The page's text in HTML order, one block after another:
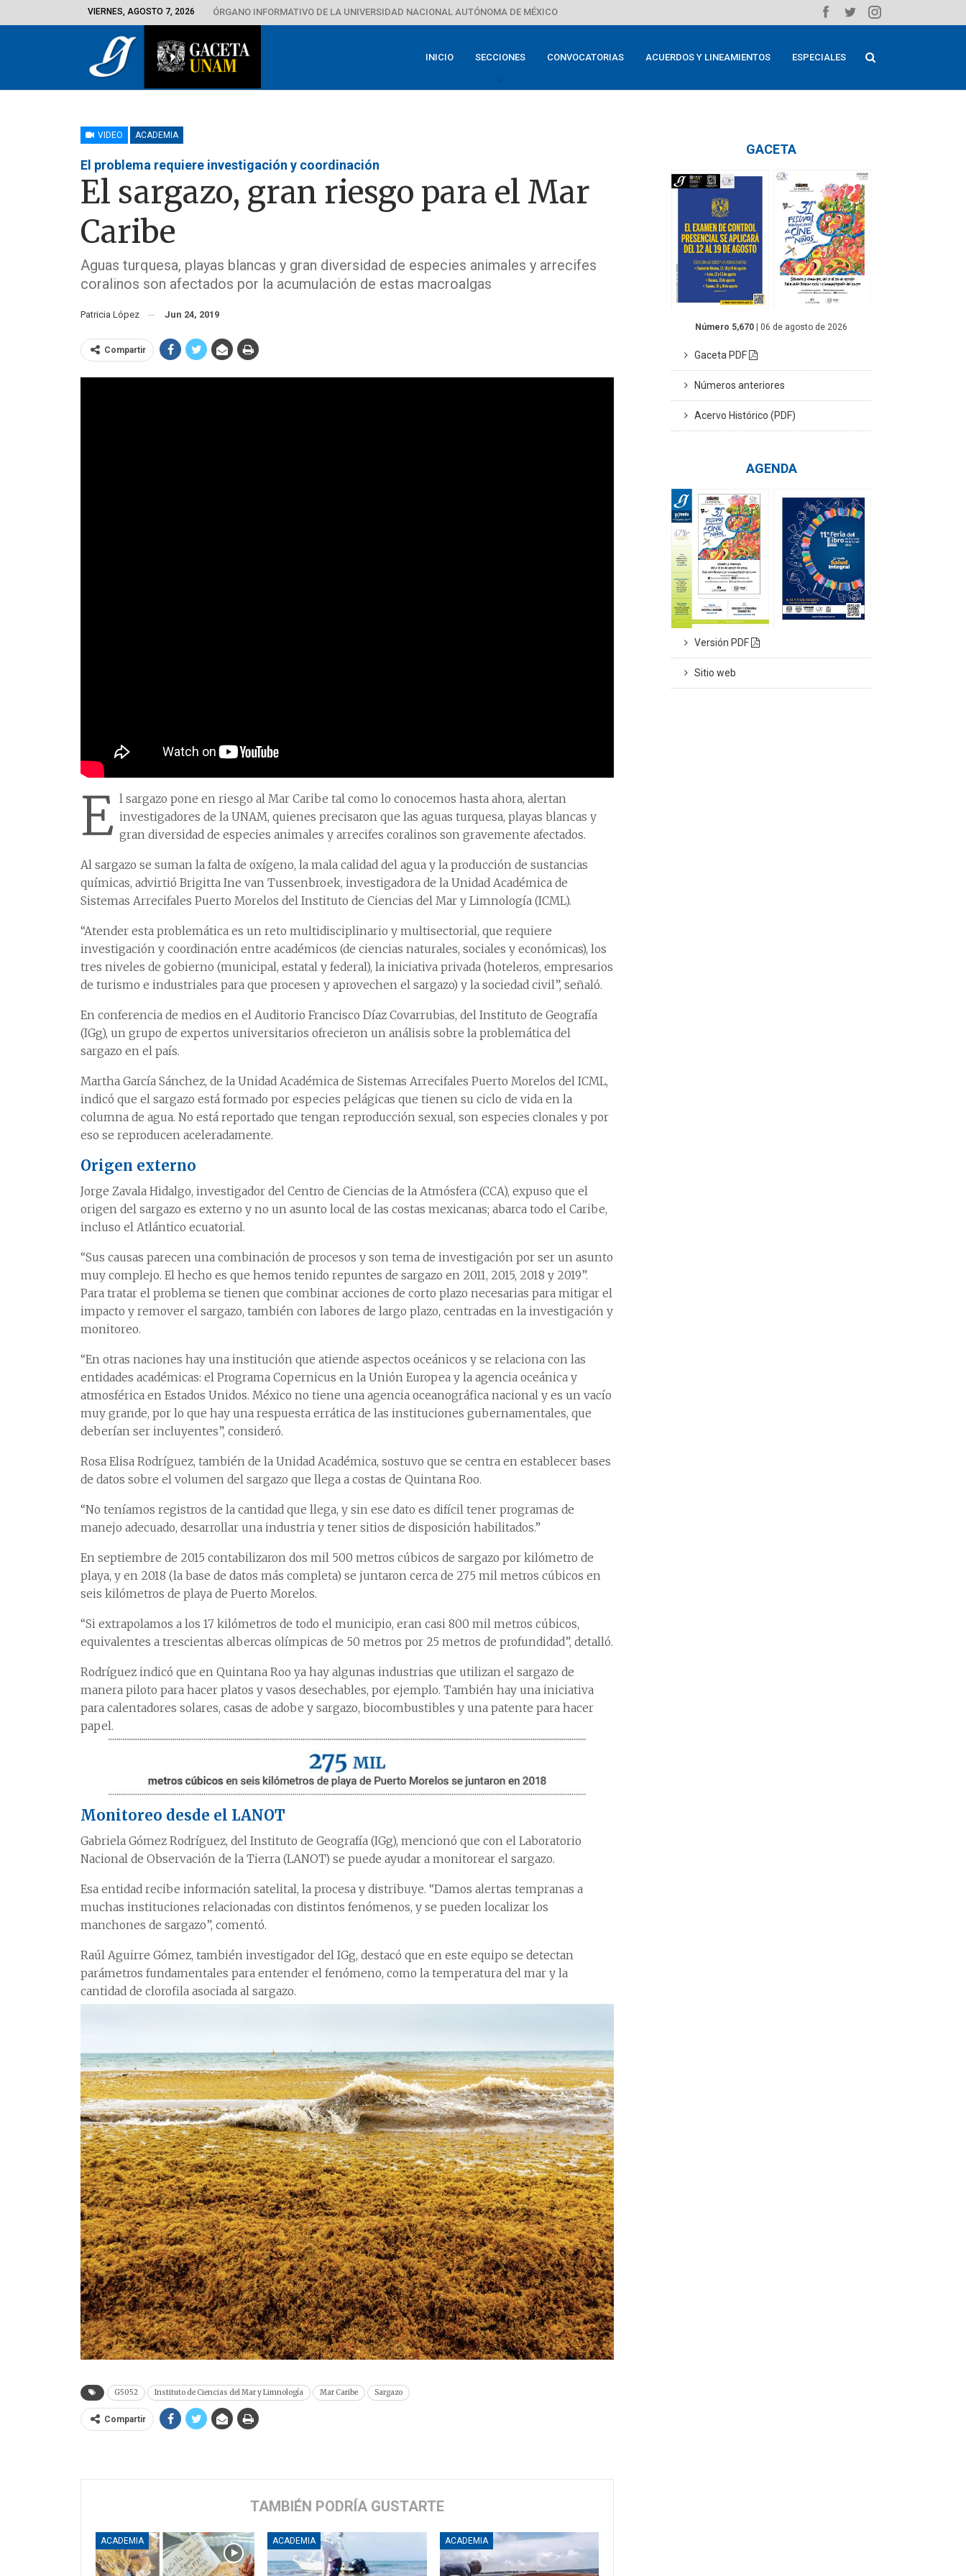
VIERNES, AGOSTO 7, 2026 ÓRGANO INFORMATIVO DE LA UNIVERSIDAD NACIONAL AUTÓNOMA DE MÉXICO
INICIO SECCIONES CONVOCATORIAS ACUERDOS Y LINEAMIENTOS ESPECIALES
VIDEO ACADEMIA
El problema requiere investigación y coordinación
El sargazo, gran riesgo para el Mar
Caribe
Aguas turquesa, playas blancas y gran diversidad de especies animales y arrecifes
coralinos son afectados por la acumulación de estas macroalgas
Patricia López Jun 24, 2019
Compartir
E l sargazo pone en riesgo al Mar Caribe tal como lo conocemos hasta ahora, alertan
investigadores de la UNAM, quienes precisaron que las aguas turquesa, playas blancas y
gran diversidad de especies animales y arrecifes coralinos son gravemente afectados.
Al sargazo se suman la falta de oxígeno, la mala calidad del agua y la producción de sustancias
químicas, advirtió Brigitta Ine van Tussenbroek, investigadora de la Unidad Académica de
Sistemas Arrecifales Puerto Morelos del Instituto de Ciencias del Mar y Limnología (ICML).
“Atender esta problemática es un reto multidisciplinario y multisectorial, que requiere
investigación y coordinación entre académicos (de ciencias naturales, sociales y económicas), los
tres niveles de gobierno (municipal, estatal y federal), la iniciativa privada (hoteleros, empresarios
de turismo e industriales para que procesen y aprovechen el sargazo) y la sociedad civil”, señaló.
En conferencia de medios en el Auditorio Francisco Díaz Covarrubias, del Instituto de Geografía
(IGg), un grupo de expertos universitarios ofrecieron un análisis sobre la problemática del
sargazo en el país.
Martha García Sánchez, de la Unidad Académica de Sistemas Arrecifales Puerto Morelos del ICML,
indicó que el sargazo está formado por especies pelágicas que tienen su ciclo de vida en la
columna de agua. No está reportado que tengan reproducción sexual, son especies clonales y por
eso se reproducen aceleradamente.
Origen externo
Jorge Zavala Hidalgo, investigador del Centro de Ciencias de la Atmósfera (CCA), expuso que el
origen del sargazo es externo y no un asunto local de las costas mexicanas; abarca todo el Caribe,
incluso el Atlántico ecuatorial.
“Sus causas parecen una combinación de procesos y son tema de investigación por ser un asunto
muy complejo. El hecho es que hemos tenido repuntes de sargazo en 2011, 2015, 2018 y 2019”.
Para tratar el problema se tienen que combinar acciones de corto plazo necesarias para mitigar el
impacto y remover el sargazo, también con labores de largo plazo, centradas en la investigación y
monitoreo.
“En otras naciones hay una institución que atiende aspectos oceánicos y se relaciona con las
entidades académicas: el Programa Copernicus en la Unión Europea y la agencia oceánica y
atmosférica en Estados Unidos. México no tiene una agencia oceanográfica nacional y es un vacío
muy grande, por lo que hay una respuesta errática de las instituciones gubernamentales, que
deberían ser incluyentes”, consideró.
Rosa Elisa Rodríguez, también de la Unidad Académica, sostuvo que se centra en establecer bases
de datos sobre el volumen del sargazo que llega a costas de Quintana Roo.
“No teníamos registros de la cantidad que llega, y sin ese dato es difícil tener programas de
manejo adecuado, desarrollar una industria y tener sitios de disposición habilitados.”
En septiembre de 2015 contabilizaron dos mil 500 metros cúbicos de sargazo por kilómetro de
playa, y en 2018 (la base de datos más completa) se juntaron cerca de 275 mil metros cúbicos en
seis kilómetros de playa de Puerto Morelos.
“Si extrapolamos a los 17 kilómetros de todo el municipio, eran casi 800 mil metros cúbicos,
equivalentes a trescientas albercas olímpicas de 50 metros por 25 metros de profundidad”, detalló.
Rodríguez indicó que en Quintana Roo ya hay algunas industrias que utilizan el sargazo de
manera piloto para hacer platos y vasos desechables, por ejemplo. También hay una iniciativa
para calentadores solares, casas de adobe y sargazo, biocombustibles y una patente para hacer
papel.
Monitoreo desde el LANOT
Gabriela Gómez Rodríguez, del Instituto de Geografía (IGg), mencionó que con el Laboratorio
Nacional de Observación de la Tierra (LANOT) se puede ayudar a monitorear el sargazo.
Esa entidad recibe información satelital, la procesa y distribuye. “Damos alertas tempranas a
muchas instituciones relacionadas con distintos fenómenos, y se pueden localizar los
manchones de sargazo”, comentó.
Raúl Aguirre Gómez, también investigador del IGg, destacó que en este equipo se detectan
parámetros fundamentales para entender el fenómeno, como la temperatura del mar y la
cantidad de clorofila asociada al sargazo.
G5052 Instituto de Ciencias del Mar y Limnología Mar Caribe Sargazo
Compartir
TAMBIÉN PODRÍA GUSTARTE
ACADEMIA ACADEMIA ACADEMIA
GACETA
Número 5,670 | 06 de agosto de 2026
Gaceta PDF
Números anteriores
Acervo Histórico (PDF)
AGENDA
Versión PDF
Sitio web